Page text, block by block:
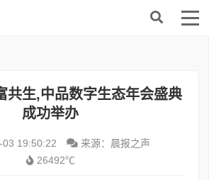
共生,中品数字生态年会盛典
成功举办
03 19:50:22
来源：晨报之声
26492℃